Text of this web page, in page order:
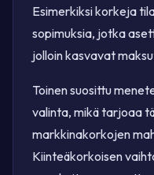
Esimerkiksi korkeja
sopimuksia, jotka
jolloin kasvavat
Toinen suosittu
valinta, mikä tarjoaa
markkinakorkojen
Kiinteäkorkoisen